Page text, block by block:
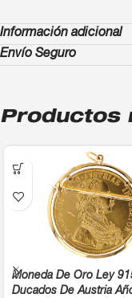
Información adicional
Envío Seguro
Productos
Moneda De Oro Ley
Ducados De Austria